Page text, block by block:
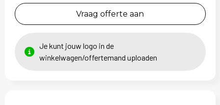
Vraag offerte aan
Je kunt jouw logo in de
winkelwagen/offertemand uploaden